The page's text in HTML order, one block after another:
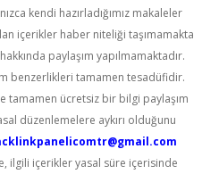
kendi hazırladığımız makaleler
içerikler haber niteliği taşımamakta
paylaşım yapılmamaktadır.
benzerlikleri tamamen tesadüfidir.
tamamen ücretsiz bir bilgi paylaşım
düzenlemelere aykırı olduğunu
ilgili içerikler yasal süre içerisinde